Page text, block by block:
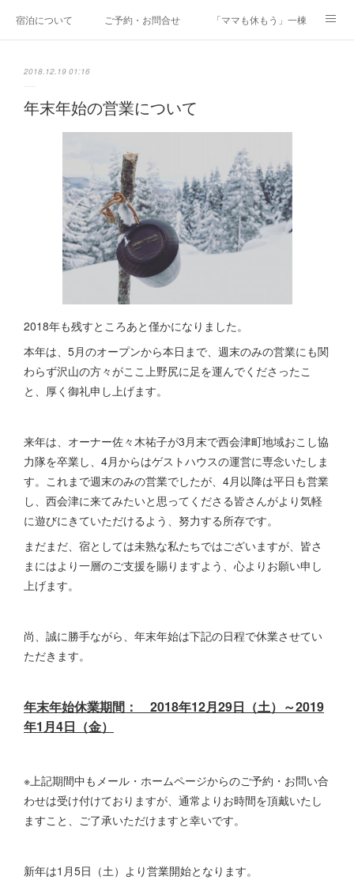
宿泊について ご予約・お問合せ 「ママも休もう」一棟貸しファ
2018.12.19 01:16
年末年始の営業について
2018年も残すところあと僅かになりました。
本年は、5月のオープンから本日まで、週末のみの営業にも関
わらず沢山の方々がここ上野尻に足を運んでくださったこ
と、厚く御礼申し上げます。
来年は、オーナー佐々木祐子が3月末で西会津町地域おこし協
力隊を卒業し、4月からはゲストハウスの運営に専念いたしま
す。これまで週末のみの営業でしたが、4月以降は平日も営業
し、西会津に来てみたいと思ってくださる皆さんがより気軽
に遊びにきていただけるよう、努力する所存です。
まだまだ、宿としては未熟な私たちではございますが、皆さ
まにはより一層のご支援を賜りますよう、心よりお願い申し
上げます。
尚、誠に勝手ながら、年末年始は下記の日程で休業させてい
ただきます。
年末年始休業期間： 2018年12月29日（土）～2019
年1月4日（金）
※上記期間中もメール・ホームページからのご予約・お問い合
わせは受け付けておりますが、通常よりお時間を頂戴いたし
ますこと、ご了承いただけますと幸いです。
新年は1月5日（土）より営業開始となります。